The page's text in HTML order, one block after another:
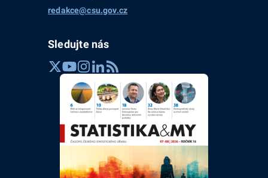
redakce@csu.gov.cz
Sledujte nás